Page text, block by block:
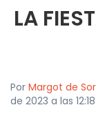
LA
Por Margot de
de 2023 a las 12:18